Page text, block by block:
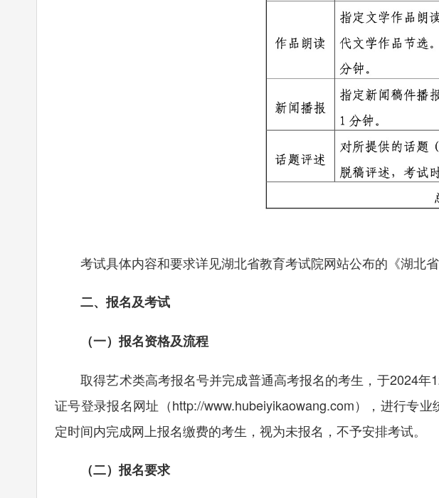
考试具体内容和要求详见湖北省教育考试院网站公布的《湖北省
二、报名及考试
（一）报名资格及流程
取得艺术类高考报名号并完成普通高考报名的考生，于2024年
证号登录报名网址（http://www.hubeiyikaowang.com），进行专
定时间内完成网上报名缴费的考生，视为未报名，不予安排考试。
（二）报名要求